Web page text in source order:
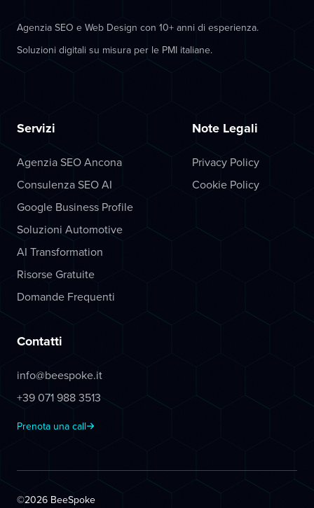
Agenzia SEO e Web Design con 10+ anni di esperienza.
Soluzioni digitali su misura per le PMI italiane.
Servizi
Agenzia SEO Ancona
Consulenza SEO AI
Google Business Profile
Soluzioni Automotive
AI Transformation
Risorse Gratuite
Domande Frequenti
Note Legali
Privacy Policy
Cookie Policy
Contatti
info@beespoke.it
+39 071 988 3513
Prenota una call
©2026 BeeSpoke